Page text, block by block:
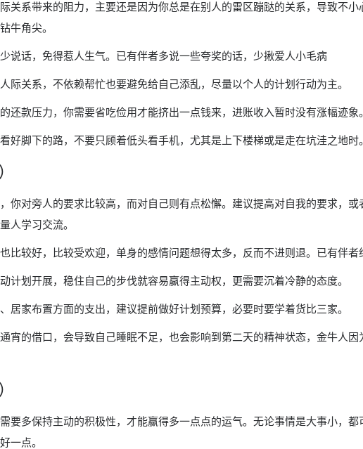
关系带来的阻力，主要还是因为你总是在别人的雷区蹦跶的关系，导致不
牛角尖。
说话，免得惹人生气。已有伴者多说一些夸奖的话，少揪爱人小毛病
际关系，不依赖帮忙也要避免给自己添乱，尽量以个人的计划行动为主。
还款压力，你需要省吃俭用才能挤出一点钱来，进账收入暂时没有涨幅迹象。
好脚下的路，不要只顾着低头看手机，尤其是上下楼梯或是走在坑洼之地时。
你对旁人的要求比较高，而对自己则有点松懈。建议提高对自我的要求，
人学习交流。
比较好，比较受欢迎，单身的感情问题想得太多，反而不进则退。已有伴者
计划开展，稳住自己的步伐就容易赢得主动权，更需要沉着冷静的态度。
居家布置方面的支出，建议提前做好计划预算，必要时要学着货比三家。
宵的借口，会导致自己睡眠不足，也会影响到第二天的精神状态，金牛人
要多保持主动的积极性，才能赢得多一点点的运气。无论事情是大事小，
一点。